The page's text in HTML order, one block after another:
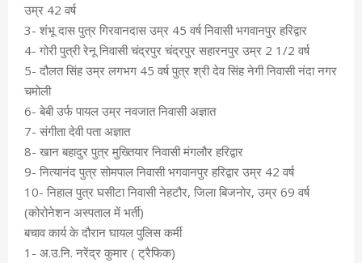
उम्र 42 वर्ष
3- शंभू दास पुत्र गिरवानदास उम्र 45 वर्ष निवासी भगवानपुर हरिद्वार
4- गोरी पुत्री रेनू निवासी चंद्रपुर चंद्रपुर सहारनपुर उम्र 2 1/2 वर्ष
5- दौलत सिंह उम्र लगभग 45 वर्ष पुत्र श्री देव सिंह नेगी निवासी नंदा नगर
चमोली
6- बेबी उर्फ पायल उम्र नवजात निवासी अज्ञात
7- संगीता देवी पता अज्ञात
8- खान बहादुर पुत्र मुख्तियार निवासी मंगलौर हरिद्वार
9- नित्यानंद पुत्र सोमपाल निवासी भगवानपुर हरिद्वार उम्र 42 वर्ष
10- निहाल पुत्र घसीटा निवासी नेहटौर, जिला बिजनोर, उम्र 69 वर्ष
(कोरोनेशन अस्पताल में भर्ती)
बचाव कार्य के दौरान घायल पुलिस कर्मी
1- अ.उ.नि. नरेंद्र कुमार ( ट्रैफिक)